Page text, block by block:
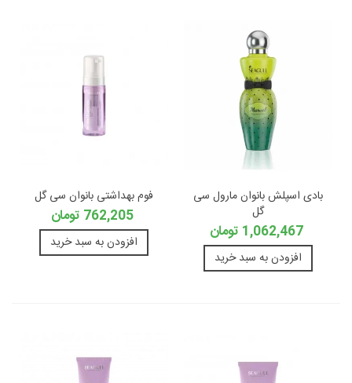
بادی اسپلش بانوان مارول سی
گل
1,062,467 تومان
افزودن به سبد خرید
فوم بهداشتی بانوان سی گل
762,205 تومان
افزودن به سبد خرید